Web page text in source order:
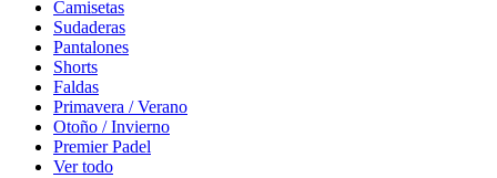
Camisetas
Sudaderas
Pantalones
Shorts
Faldas
Primavera / Verano
Otoño / Invierno
Premier Padel
Ver todo